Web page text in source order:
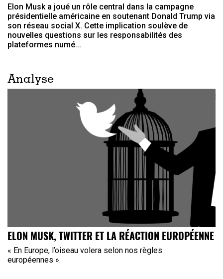
Elon Musk a joué un rôle central dans la campagne
présidentielle américaine en soutenant Donald Trump via
son réseau social X. Cette implication soulève de
nouvelles questions sur les responsabilités des
plateformes numé...
Analyse
ELON MUSK, TWITTER ET LA RÉACTION EUROPÉENNE
« En Europe, l’oiseau volera selon nos règles
européennes ».